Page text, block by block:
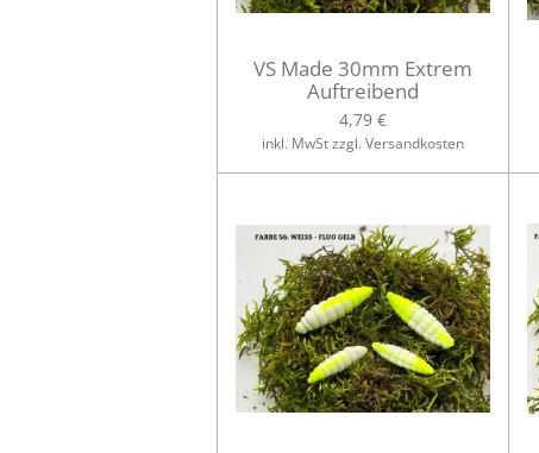
VS Made 30mm Extrem
Auftreibend
4,79 €
inkl. MwSt zzgl. Versandkosten